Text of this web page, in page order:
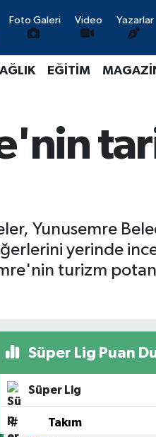
Foto Galeri Video Yazarlar
EĞİTİM
Yunusemre
yerinde
turizm
Süper Lig Puan
Süper Lig
# Takım